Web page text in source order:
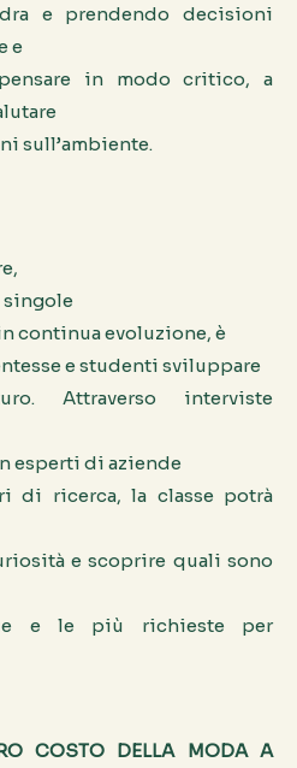
e prendendo decisioni
e
in modo critico, a
sull’ambiente.
singole
continua evoluzione, è
e studenti sviluppare
Attraverso interviste
esperti di aziende
di ricerca, la classe potrà
e scoprire quali sono
e le più richieste per
COSTO DELLA MODA A